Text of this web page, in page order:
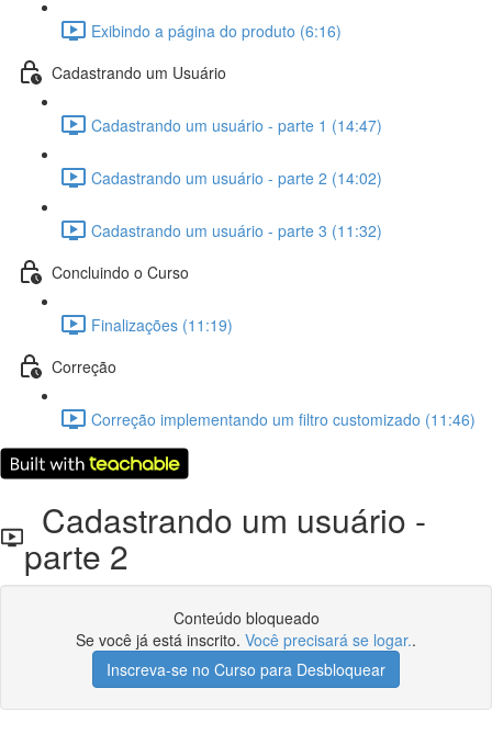
Exibindo a página do produto (6:16)
Cadastrando um Usuário
Cadastrando um usuário - parte 1 (14:47)
Cadastrando um usuário - parte 2 (14:02)
Cadastrando um usuário - parte 3 (11:32)
Concluindo o Curso
Finalizações (11:19)
Correção
Correção implementando um filtro customizado (11:46)
Cadastrando um usuário -
parte 2
Conteúdo bloqueado
Se você já está inscrito. Você precisará se logar..
Inscreva-se no Curso para Desbloquear